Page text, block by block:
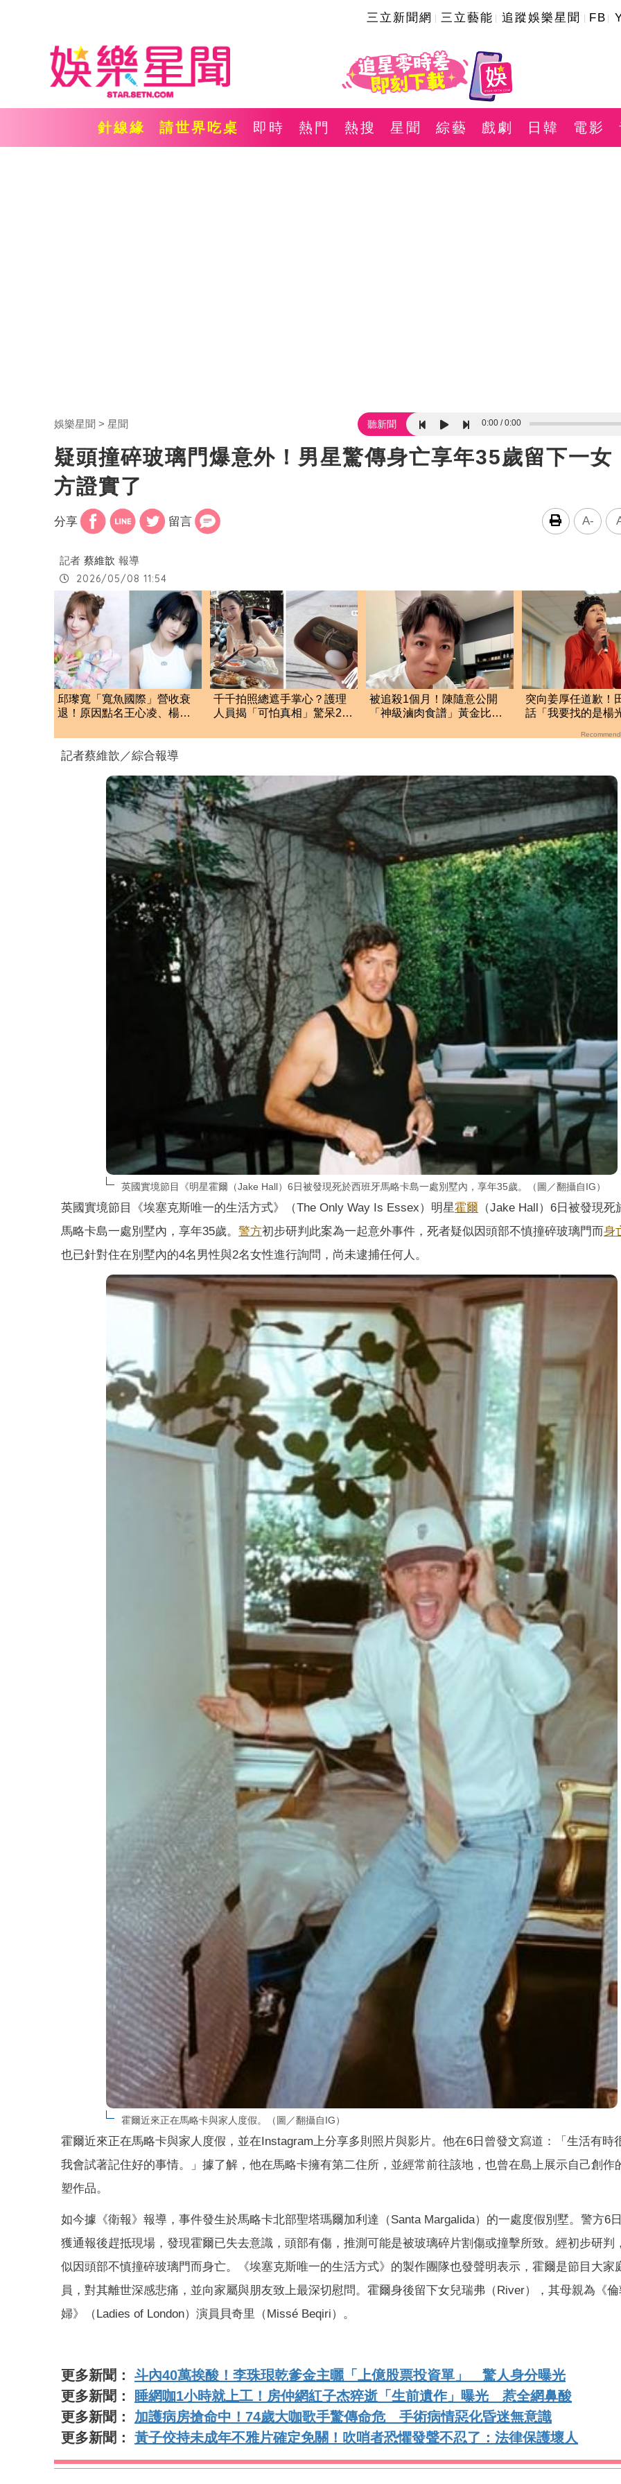
三立新聞網 三立藝能 追蹤娛樂星聞 FB
針線緣 請世界吃桌 即時 熱門 熱搜 星聞 綜藝 戲劇 日韓 電影
娛樂星聞 星聞 聽新聞 0:00 0:00
疑頭撞碎玻璃門爆意外！男星驚傳身亡享年35歲留下一
方證實了
分享 留言 A-
記者 蔡維歆 報導
2026/05/08 11:54
邱瓈寬「寬魚國際」營收衰
退！原因點名王心凌、楊丞
千千拍照總遮手掌心？護理
人員揭「可怕真相」驚呆2百
被追殺1個月！陳隨意公開
「神級滷肉食譜」黃金比例
突向姜厚任道歉！
話「我要找的是楊
記者蔡維歆／綜合報導
英國實境節目《明星霍爾（Jake Hall）6日被發現死於西班牙馬略卡島一處別墅內，享年35歲。（圖／翻攝自IG）
英國實境節目《埃塞克斯唯一的生活方式》（The Only Way Is Essex）明星霍爾 （Jake Hall）6日被發現死
馬略卡島一處別墅內，享年35歲。 警方初步研判此案為一起意外事件，死者疑似因頭部不慎撞碎玻璃門而身
也已針對住在別墅內的4名男性與2名女性進行詢問，尚未逮捕任何人。
霍爾近來正在馬略卡與家人度假。（圖／翻攝自IG）
霍爾近來正在馬略卡與家人度假，並在Instagram上分享多則照片與影片。他在6日曾發文寫道：「生活有時
我會試著記住好的事情。」據了解，他在馬略卡擁有第二住所，並經常前往該地，也曾在島上展示自己創作
塑作品。
如今據《衛報》報導，事件發生於馬略卡北部聖塔瑪爾加利達（Santa Margalida）的一處度假別墅。警方6
獲通報後趕抵現場，發現霍爾已失去意識，頭部有傷，推測可能是被玻璃碎片割傷或撞擊所致。經初步研判
似因頭部不慎撞碎玻璃門而身亡。《埃塞克斯唯一的生活方式》的製作團隊也發聲明表示，霍爾是節目大家
員，對其離世深感悲痛，並向家屬與朋友致上最深切慰問。霍爾身後留下女兒瑞弗（River），其母親為《
婦》（Ladies of London）演員貝奇里（Missé Beqiri）。
更多新聞： 斗內40萬挨酸！李珠珢乾爹金主曬「上億股票投資單」 驚人身分曝光
更多新聞：
睡網咖1小時就上工！房仲網紅子杰猝逝「生前遺作」曝光 惹全網鼻酸
更多新聞： 加護病房搶命中！74歲大咖歌手驚傳命危 手術病情惡化昏迷無意識
更多新聞： 黃子佼持未成年不雅片確定免關！吹哨者恐懼發聲不忍了：法律保護壞人